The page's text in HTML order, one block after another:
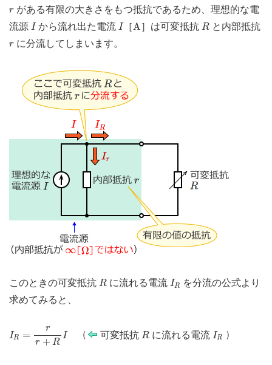
r
r がある有限の大きさをもつ抵抗であるため、理想的な電
流源 I
Iから流れ出た電流 I
I［A
A ］は可変抵抗 R
R と内部抵抗
r
r に分流してしまいます。
このときの可変抵抗 R
R に流れる電流 IR
IR
を分流の公式より
求めてみると、
IR =
r
r + R
I
RI
（ 可変抵抗 R
R に流れる電流 IR
IR ）